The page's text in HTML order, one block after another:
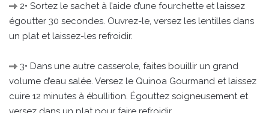
2• Sortez le sachet à l’aide d’une fourchette et laissez
égoutter 30 secondes. Ouvrez-le, versez les lentilles dans
un plat et laissez-les refroidir.
3• Dans une autre casserole, faites bouillir un grand
volume d’eau salée. Versez le Quinoa Gourmand et laissez
cuire 12 minutes à ébullition. Égouttez soigneusement et